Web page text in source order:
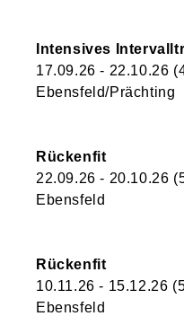
Intensives
17.09.26 - 22.10.26
Ebensfeld/Prächting
Rückenfit
22.09.26 - 20.10.26
Ebensfeld
Rückenfit
10.11.26 - 15.12.26
Ebensfeld